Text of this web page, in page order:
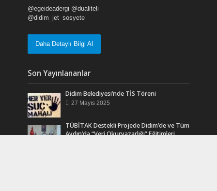
@egeideadergi @dualiteli
@didim_jet_sosyete
Daha Detaylı Bilgi Al
Son Yayınlananlar
Didim Belediyesi’nde TİS Töreni
27 Mayıs 2025
TÜBİTAK Destekli Projede Didim’de ve Tüm
Aydın’da “Veri Okuryazarlığı” Eğitimleri